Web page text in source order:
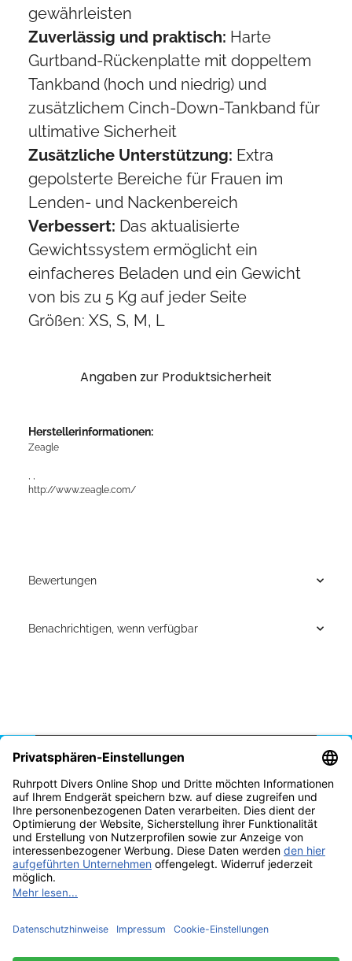
gewährleisten
Zuverlässig und praktisch: Harte
Gurtband-Rückenplatte mit doppeltem
Tankband (hoch und niedrig) und
zusätzlichem Cinch-Down-Tankband für
ultimative Sicherheit
Zusätzliche Unterstützung: Extra
gepolsterte Bereiche für Frauen im
Lenden- und Nackenbereich
Verbessert: Das aktualisierte
Gewichtssystem ermöglicht ein
einfacheres Beladen und ein Gewicht
von bis zu 5 Kg auf jeder Seite
Größen: XS, S, M, L
Angaben zur Produktsicherheit
Herstellerinformationen:
Zeagle
http://www.zeagle.com/
Bewertungen
Benachrichtigen, wenn verfügbar
Vertrag widerrufen
* Alle Preise inkl. gesetzlicher USt., zzgl.Versand